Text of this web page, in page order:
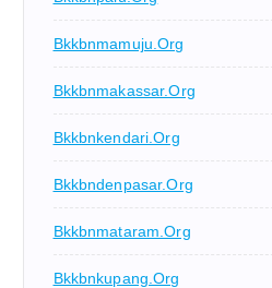
Bkkbnmamuju.org
Bkkbnmakassar.org
Bkkbnkendari.org
Bkkbndenpasar.org
Bkkbnmataram.org
Bkkbnkupang.org